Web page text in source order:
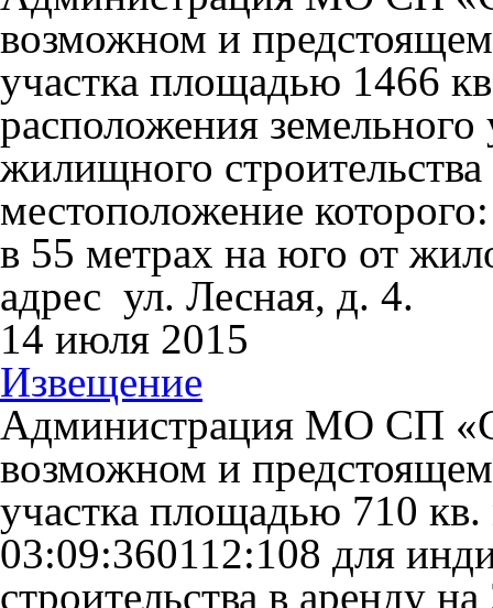
возможном и
участка площадью 1466
расположения
жилищного
местоположение
в 55 метрах на юго от
адрес ул. Лесная, д. 4.
14 июля 2015
Извещение
Администрация МО СП
возможном и
участка площадью 710
03:09:360112:108 для
строительства в аренду